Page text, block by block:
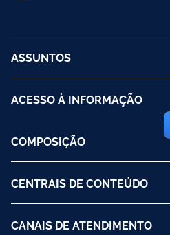
ASSUNTOS
ACESSO À INFORMAÇÃO
COMPOSIÇÃO
CENTRAIS DE CONTEÚDO
CANAIS DE ATENDIMENTO